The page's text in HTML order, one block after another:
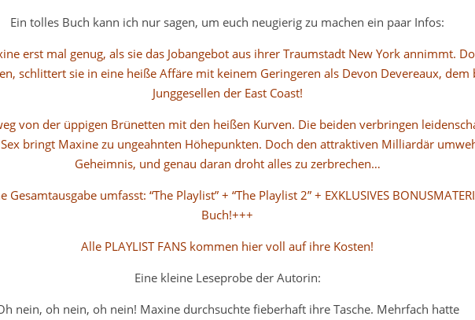
Ein tolles Buch kann ich nur sagen, um euch neugierig zu machen ein paar Infos:
erst mal genug, als sie das Jobangebot aus ihrer Traumstadt New York annimmt.
schlittert sie in eine heiße Affäre mit keinem Geringeren als Devon Devereaux, dem
Junggesellen der East Coast!
von der üppigen Brünetten mit den heißen Kurven. Die beiden verbringen
bringt Maxine zu ungeahnten Höhepunkten. Doch den attraktiven Milliardär
Geheimnis, und genau daran droht alles zu zerbrechen…
Gesamtausgabe umfasst: “The Playlist” + “The Playlist 2” + EXKLUSIVES
Buch!+++
Alle PLAYLIST FANS kommen hier voll auf ihre Kosten!
Eine kleine Leseprobe der Autorin:
nein, oh nein, oh nein! Maxine durchsuchte fieberhaft ihre Tasche. Mehrfach hatte